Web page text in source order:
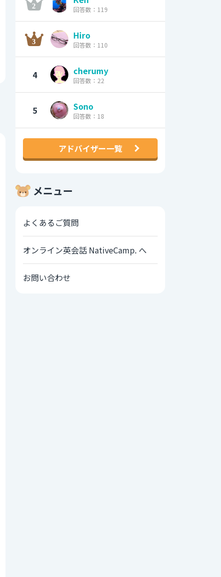
回答数：119
Hiro
回答数：110
4 cherumy
回答数：22
5 Sono
回答数：18
アドバイザー一覧
メニュー
よくあるご質問
オンライン英会話 NativeCamp. へ
お問い合わせ